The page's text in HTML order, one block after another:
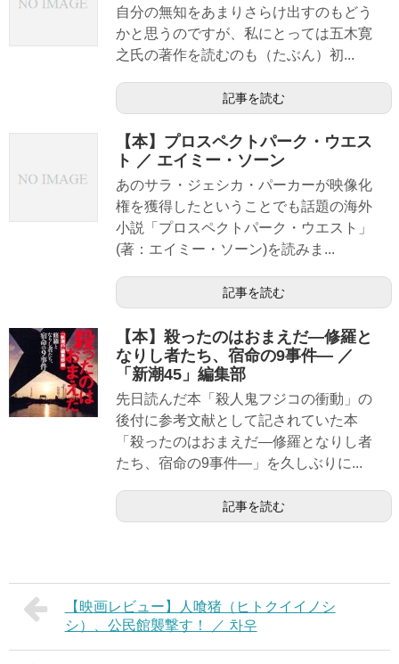
自分の無知をあまりさらけ出すのもどう
かと思うのですが、私にとっては五木寛
之氏の著作を読むのも（たぶん）初...
記事を読む
【本】プロスペクトパーク・ウエス
ト ／ エイミー・ソーン
あのサラ・ジェシカ・パーカーが映像化
権を獲得したということでも話題の海外
小説「プロスペクトパーク・ウエスト」
(著：エイミー・ソーン)を読みま...
記事を読む
【本】殺ったのはおまえだ―修羅と
なりし者たち、宿命の9事件― ／
「新潮45」編集部
先日読んだ本「殺人鬼フジコの衝動」の
後付に参考文献として記されていた本
「殺ったのはおまえだ―修羅となりし者
たち、宿命の9事件―」を久しぶりに...
記事を読む
【映画レビュー】人喰猪（ヒトクイイノシ
シ）、公民館襲撃す！ ／ 차우